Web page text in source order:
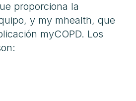
proporciona la
y my mhealth, que
myCOPD. Los